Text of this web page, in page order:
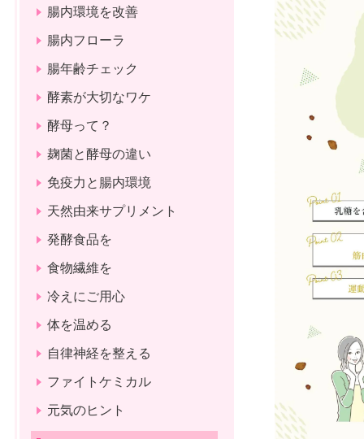
腸内環境を改善
腸内フローラ
腸年齢チェック
酵素が大切なワケ
酵母って？
麹菌と酵母の違い
免疫力と腸内環境
天然由来サプリメント
発酵食品を
食物繊維を
冷えにご用心
体を温める
自律神経を整える
ファイトケミカル
元気のヒント